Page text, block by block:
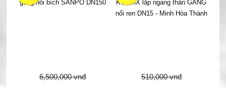
6,500,000 vnđ
510,000 vnđ